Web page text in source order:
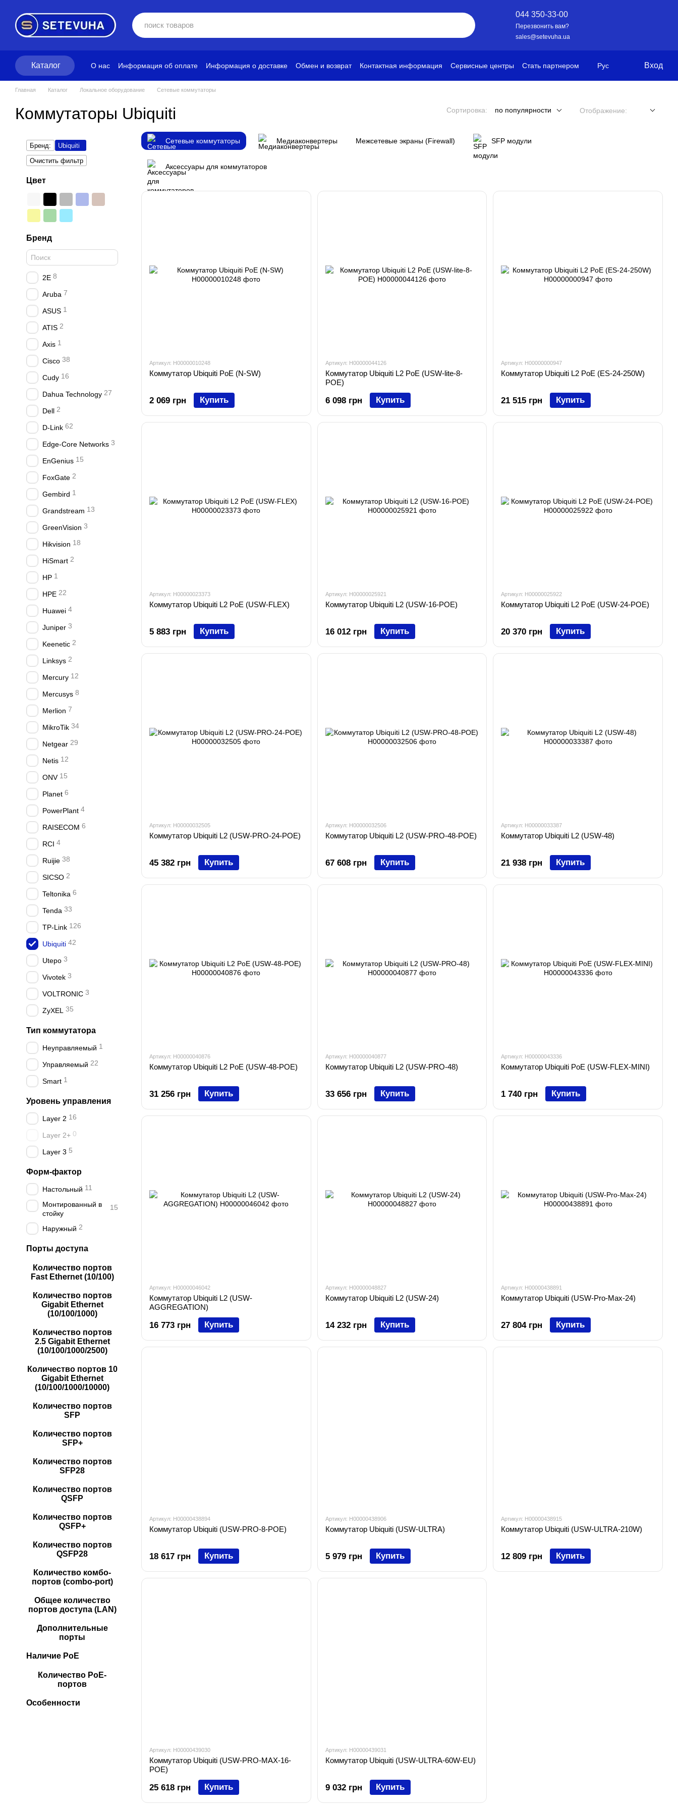
044 350-33-00
Перезвонить вам?
sales@setevuha.ua
Каталог О нас Информация об оплате Информация о доставке Обмен и возврат Контактная информация Сервисные центры
Стать партнером
Рус Вход
Главная Каталог Локальное оборудование Сетевые коммутаторы
Коммутаторы Ubiquiti Сортировка: по популярности Отображение:
Сетевые коммутаторы Медиаконвертеры Межсетевые экраны (Firewall) SFP модули
Аксессуары для коммутаторов
Артикул: H00000010248
Коммутатор Ubiquiti PoE (N-SW)
2 069 грн Купить
Артикул: H00000044126
Коммутатор Ubiquiti L2 PoE (USW-lite-8-
POE)
6 098 грн Купить
Артикул: H00000000947
Коммутатор Ubiquiti L2 PoE (ES-24-250W)
21 515 грн Купить
Артикул: H00000023373
Коммутатор Ubiquiti L2 PoE (USW-FLEX)
5 883 грн Купить
Артикул: H00000025921
Коммутатор Ubiquiti L2 (USW-16-POE)
16 012 грн Купить
Артикул: H00000025922
Коммутатор Ubiquiti L2 PoE (USW-24-POE)
20 370 грн Купить
Артикул: H00000032505
Коммутатор Ubiquiti L2 (USW-PRO-24-POE)
45 382 грн Купить
Артикул: H00000032506
Коммутатор Ubiquiti L2 (USW-PRO-48-POE)
67 608 грн Купить
Артикул: H00000033387
Коммутатор Ubiquiti L2 (USW-48)
21 938 грн Купить
Артикул: H00000040876
Коммутатор Ubiquiti L2 PoE (USW-48-POE)
31 256 грн Купить
Артикул: H00000040877
Коммутатор Ubiquiti L2 (USW-PRO-48)
33 656 грн Купить
Артикул: H00000043336
Коммутатор Ubiquiti PoE (USW-FLEX-MINI)
1 740 грн Купить
Артикул: H00000046042
Коммутатор Ubiquiti L2 (USW-
AGGREGATION)
16 773 грн Купить
Артикул: H00000048827
Коммутатор Ubiquiti L2 (USW-24)
14 232 грн Купить
Артикул: H00000438891
Коммутатор Ubiquiti (USW-Pro-Max-24)
27 804 грн Купить
Артикул: H00000438894
Коммутатор Ubiquiti (USW-PRO-8-POE)
18 617 грн Купить
Артикул: H00000438906
Коммутатор Ubiquiti (USW-ULTRA)
5 979 грн Купить
Артикул: H00000438915
Коммутатор Ubiquiti (USW-ULTRA-210W)
12 809 грн Купить
Артикул: H00000439030
Коммутатор Ubiquiti (USW-PRO-MAX-16-
POE)
25 618 грн Купить
Артикул: H00000439031
Коммутатор Ubiquiti (USW-ULTRA-60W-EU)
9 032 грн Купить
Бренд:
Ubiquiti
Очистить фильтр
Цвет
Бренд
2E 8
Aruba 7
ASUS 1
ATIS 2
Axis 1
Cisco 38
Cudy 16
Dahua Technology 27
Dell 2
D-Link 62
Edge-Core Networks 3
EnGenius 15
FoxGate 2
Gembird 1
Grandstream 13
GreenVision 3
Hikvision 18
HiSmart 2
HP 1
HPE 22
Huawei 4
Juniper 3
Keenetic 2
Linksys 2
Mercury 12
Mercusys 8
Merlion 7
MikroTik 34
Netgear 29
Netis 12
ONV 15
Planet 6
PowerPlant 4
RAISECOM 6
RCI 4
Ruijie 38
SICSO 2
Teltonika 6
Tenda 33
TP-Link 126
Ubiquiti 42
Utepo 3
Vivotek 3
VOLTRONIC 3
ZyXEL 35
Тип коммутатора
Неуправляемый 1
Управляемый 22
Smart 1
Уровень управления
Layer 2 16
Layer 2+ 0
Layer 3 5
Форм-фактор
Настольный 11
Монтированный в
стойку
15
Наружный 2
Порты доступа
Количество портов
Fast Ethernet (10/100)
Количество портов
Gigabit Ethernet
(10/100/1000)
Количество портов
2.5 Gigabit Ethernet
(10/100/1000/2500)
Количество портов 10
Gigabit Ethernet
(10/100/1000/10000)
Количество портов
SFP
Количество портов
SFP+
Количество портов
SFP28
Количество портов
QSFP
Количество портов
QSFP+
Количество портов
QSFP28
Количество комбо-
портов (combo-port)
Общее количество
портов доступа (LAN)
Дополнительные
порты
Наличие PoE
Количество PoE-
портов
Особенности